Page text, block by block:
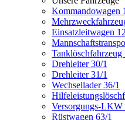
Kommandowagen
Einsatzleitwagen
Tanklöschfahrzeug
Drehleiter 30/1
Drehleiter 31/1
Wechsellader 36/1
Versorgungs-LKW
Rüstwagen 63/1